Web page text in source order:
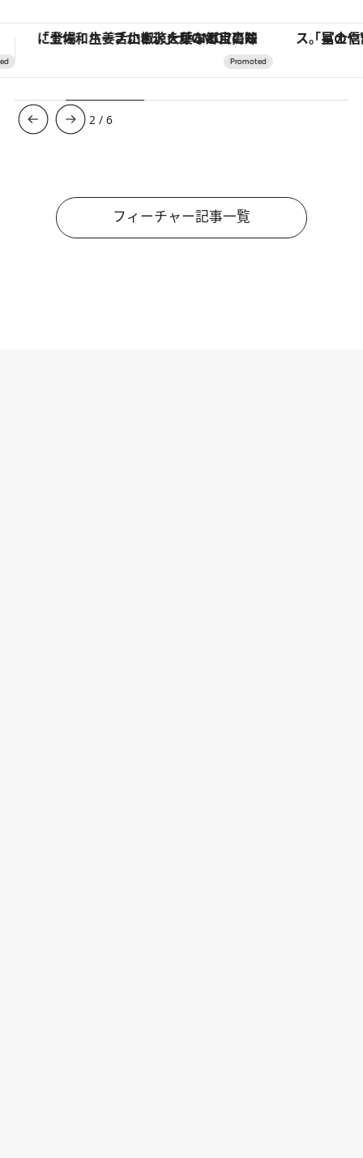
「星のや富士」でデジタルデトックス。冨士信仰の歴史を辿り、心身を調える。 【銀座で出合う最旬美容】美髪ケアや上質
3 /6
フィーチャー記事一覧